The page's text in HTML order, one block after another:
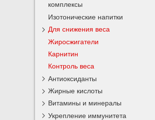
комплексы
Изотонические напитки
Для снижения веса
Жиросжигатели
Карнитин
Контроль веса
Антиоксиданты
Жирные кислоты
Витамины и минералы
Укрепление иммунитета